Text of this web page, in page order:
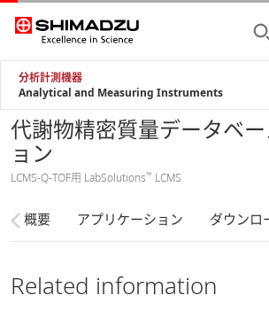
分析計測機器
Analytical and Measuring Instruments
代謝物精密質量データベ
ョン
LCMS-Q-TOF用 LabSolutions™ LCMS
概要 アプリケーション ダウンロ
Related information